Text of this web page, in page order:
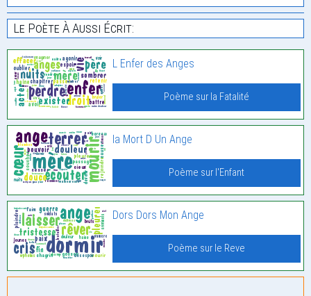
Le Poète À Aussi Écrit:
L Enfer des Anges
Poème sur la Fatalité
la Mort D Un Ange
Poème sur l'Enfant
Dors Dors Mon Ange
Poème sur le Reve